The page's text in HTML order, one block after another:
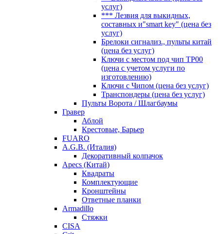
услуг)
*** Лезвия для выкидных,
составных и"smart key" (цена без
услуг)
Брелоки сигнализ., пульты китай
(цена без услуг)
Ключи с местом под чип TP00
(цена с учетом услуги по
изготовлению)
Ключи с Чипом (цена без услуг)
Транспондеры (цена без услуг)
Пульты Ворота / Шлагбаумы
Гравер
Аблой
Крестовые, Барьер
FUARO
A.G.B. (Италия)
Декоративный колпачок
Apecs (Китай)
Квадраты
Комплектующие
Кронштейны
Ответные планки
Armadillo
Стяжки
CISA